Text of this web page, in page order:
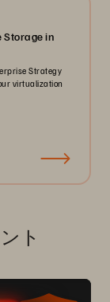
Storage in
Strategy
virtualization
ト